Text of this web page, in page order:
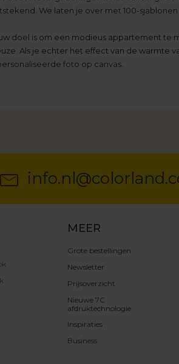
We laten je over met 100-
doel is om een modieus appartement te
Als je echter het effect van de warmte
foto op canvas.
MEER
Grote bestellingen
Newsletter
Prijsoverzicht
Nieuwe 7C
afdruktechnologie
Inspiraties
Business